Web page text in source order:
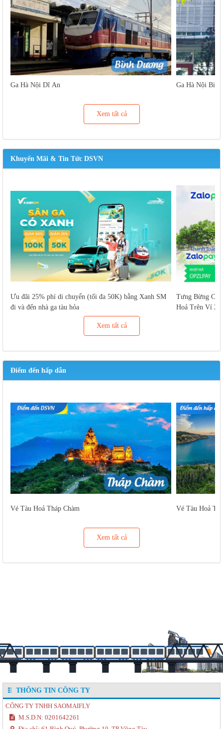
Ga Hà Nội Dĩ An Ga Hà Nội Biên
Xem tất cả
Khuyến Mãi & Tin Tức DSVN
Ưu đãi 25% phí di chuyển (tối đa 50K) bằng Xanh SM
đi và đến nhà ga tàu hỏa
Tưng Bừng
Hoả Trên Ví
Xem tất cả
Điểm đến hấp dẫn
Vé Tàu Hoả Tháp Chàm Vé Tàu Hoả
Xem tất cả
THÔNG TIN CÔNG TY
CÔNG TY TNHH SAOMAIFLY
M.S.D.N: 0201642261